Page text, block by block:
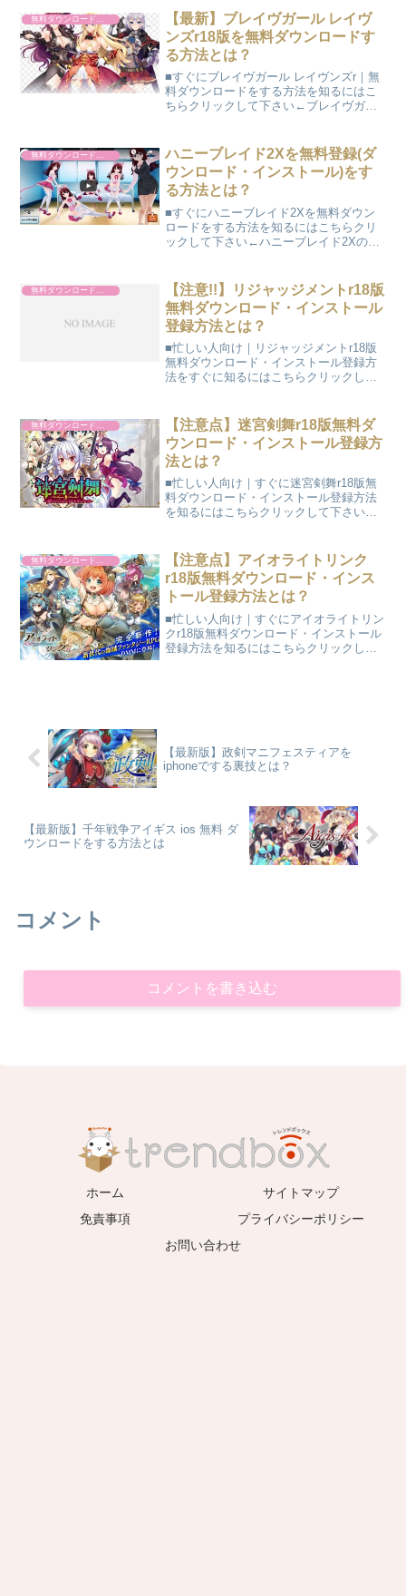
版無料ダウンロード・インストール登録
方法とは｜スマ...
無料ダウンロード・インストール
【最新】ブレイヴガール レイヴ
ンズr18版を無料ダウンロードす
る方法とは？
■すぐにブレイヴガール レイヴンズr｜無
料ダウンロードをする方法を知るにはこ
ちらクリックして下さい←ブレイヴガー
とキャラクター育成が主な美少女進軍
RPGです 戦...
ハニーブレイド2Xを無料登録(ダ
ウンロード・インストール)をす
る方法とは？
■すぐにハニーブレイド2Xを無料ダウン
ロードをする方法を知るにはこちらクリ
ックして下さい←ハニーブレイド2Xの気
ームですよね。またハニー×ブレイド2は
VR機能も搭...
【注意!!】リジャッジメントr18版
無料ダウンロード・インストール
登録方法とは？
■忙しい人向け｜リジャッジメントr18版
無料ダウンロード・インストール登録方
法をすぐに知るにはこちらクリックして
ダウンロード・インストール登録方法に
ついて｜スマホア...
無料ダウンロード・インストール
【注意点】迷宮剣舞r18版無料ダ
ウンロード・インストール登録方
法とは？
■忙しい人向け｜すぐに迷宮剣舞r18版無
料ダウンロード・インストール登録方法
を知るにはこちらクリックして下さい←
プレイDMM会員登録の方法■DMMの公式
サイトは...
無料ダウンロード・インストール
【注意点】アイオライトリンク
r18版無料ダウンロード・インス
トール登録方法とは？
■忙しい人向け｜すぐにアイオライトリン
クr18版無料ダウンロード・インストール
登録方法を知るにはこちらクリックして
【最新版】政剣マニフェスティアを
iphoneでする裏技とは？
【最新版】千年戦争アイギス ios 無料 ダ
ウンロードをする方法とは
コメント
コメントを書き込む
ホーム
サイトマップ
免責事項
プライバシーポリシー
お問い合わせ